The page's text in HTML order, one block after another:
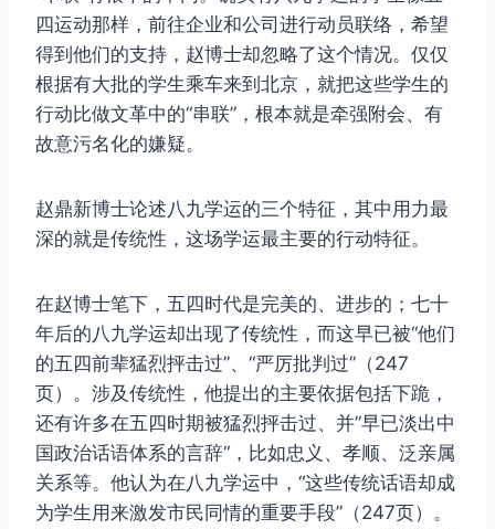
四运动那样，前往企业和公司进行动员联络，希望
得到他们的支持，赵博士却忽略了这个情况。仅仅
根据有大批的学生乘车来到北京，就把这些学生的
行动比做文革中的“串联”，根本就是牵强附会、有
故意污名化的嫌疑。
赵鼎新博士论述八九学运的三个特征，其中用力最
深的就是传统性，这场学运最主要的行动特征。
在赵博士笔下，五四时代是完美的、进步的；七十
年后的八九学运却出现了传统性，而这早已被“他们
的五四前辈猛烈抨击过”、“严厉批判过”（247
页）。涉及传统性，他提出的主要依据包括下跪，
还有许多在五四时期被猛烈抨击过、并”早已淡出中
国政治话语体系的言辞“，比如忠义、孝顺、泛亲属
关系等。他认为在八九学运中，“这些传统话语却成
为学生用来激发市民同情的重要手段”（247页）。